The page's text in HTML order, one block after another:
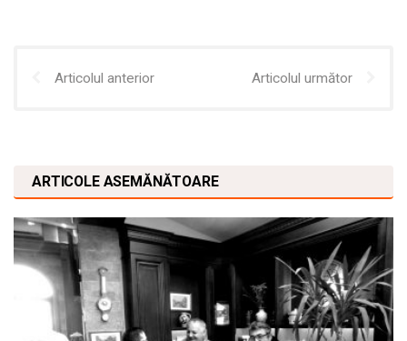
Articolul anterior Articolul următor
ARTICOLE ASEMĂNĂTOARE